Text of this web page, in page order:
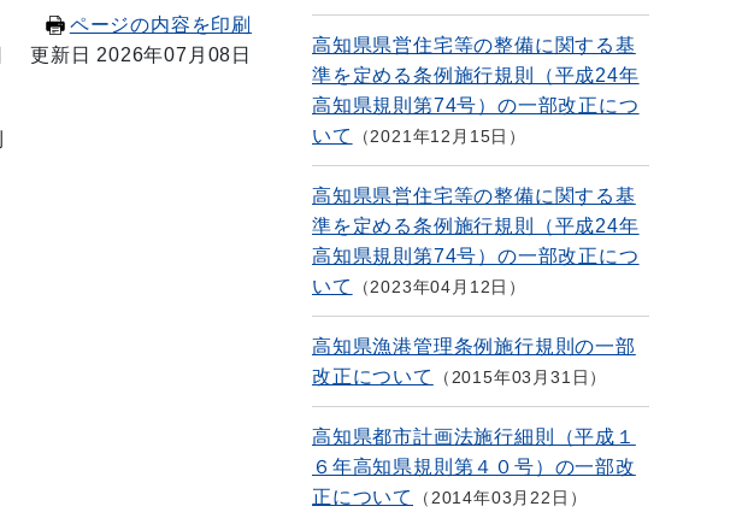
ページの内容を印刷
更新日 2026年07月08日
高知県県営住宅等の整備に関する基
準を定める条例施行規則（平成24年
高知県規則第74号）の一部改正につ
いて
2021年12月15日
高知県県営住宅等の整備に関する基
準を定める条例施行規則（平成24年
高知県規則第74号）の一部改正につ
いて
2023年04月12日
高知県漁港管理条例施行規則の一部
改正について
2015年03月31日
高知県都市計画法施行細則（平成１
６年高知県規則第４０号）の一部改
正について
2014年03月22日